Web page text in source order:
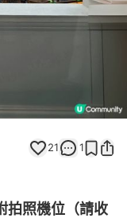
21 1
拍照機位（請收